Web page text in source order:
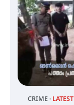
CRIME LATEST